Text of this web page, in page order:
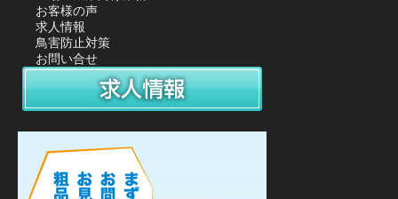
お客様の声
求人情報
鳥害防止対策
お問い合せ